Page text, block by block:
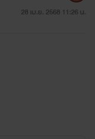
28 เม.ย. 2568 11:26 น.